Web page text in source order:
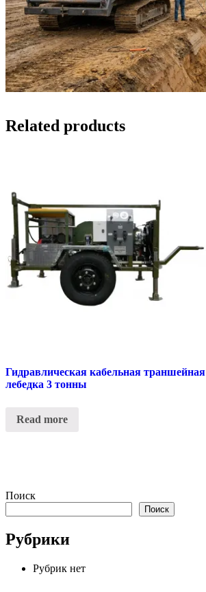
Related products
Гидравлическая кабельная траншейная
лебедка 3 тонны
Read more
Поиск
Поиск
Рубрики
Рубрик нет